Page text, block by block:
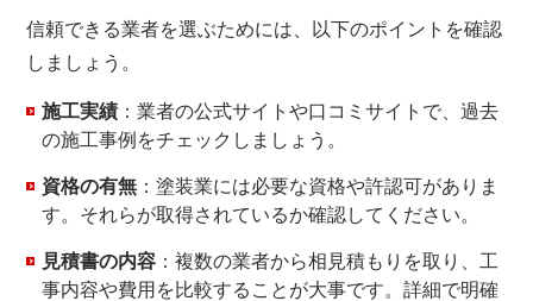
信頼できる業者を選ぶためには、以下のポイントを確認
しましょう。
施工実績 ：業者の公式サイトや口コミサイトで、過去
の施工事例をチェックしましょう。
資格の有無 ：塗装業には必要な資格や許認可がありま
す。それらが取得されているか確認してください。
見積書の内容 ：複数の業者から相見積もりを取り、工
事内容や費用を比較することが大事です。詳細で明確